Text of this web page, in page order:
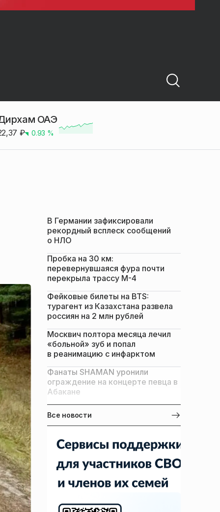
ОАЭ
₽ 0.93 %
В Германии зафиксировали
рекордный всплеск сообщений
о НЛО
Пробка на 30 км:
перевернувшаяся фура почти
перекрыла трассу М-4
Фейковые билеты на BTS:
турагент из Казахстана развела
россиян на 2 млн рублей
Москвич полтора месяца лечил
«больной» зуб и попал
в реанимацию с инфарктом
Фанаты SHAMAN уронили
ограждение на концерте певца в
Абакане
Все новости